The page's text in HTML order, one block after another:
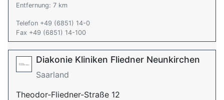
Entfernung: 7 km
Telefon +49 (6851) 14-0
Fax +49 (6851) 14-100
Diakonie Kliniken Fliedner Neunkirchen
Saarland
Theodor-Fliedner-Straße 12